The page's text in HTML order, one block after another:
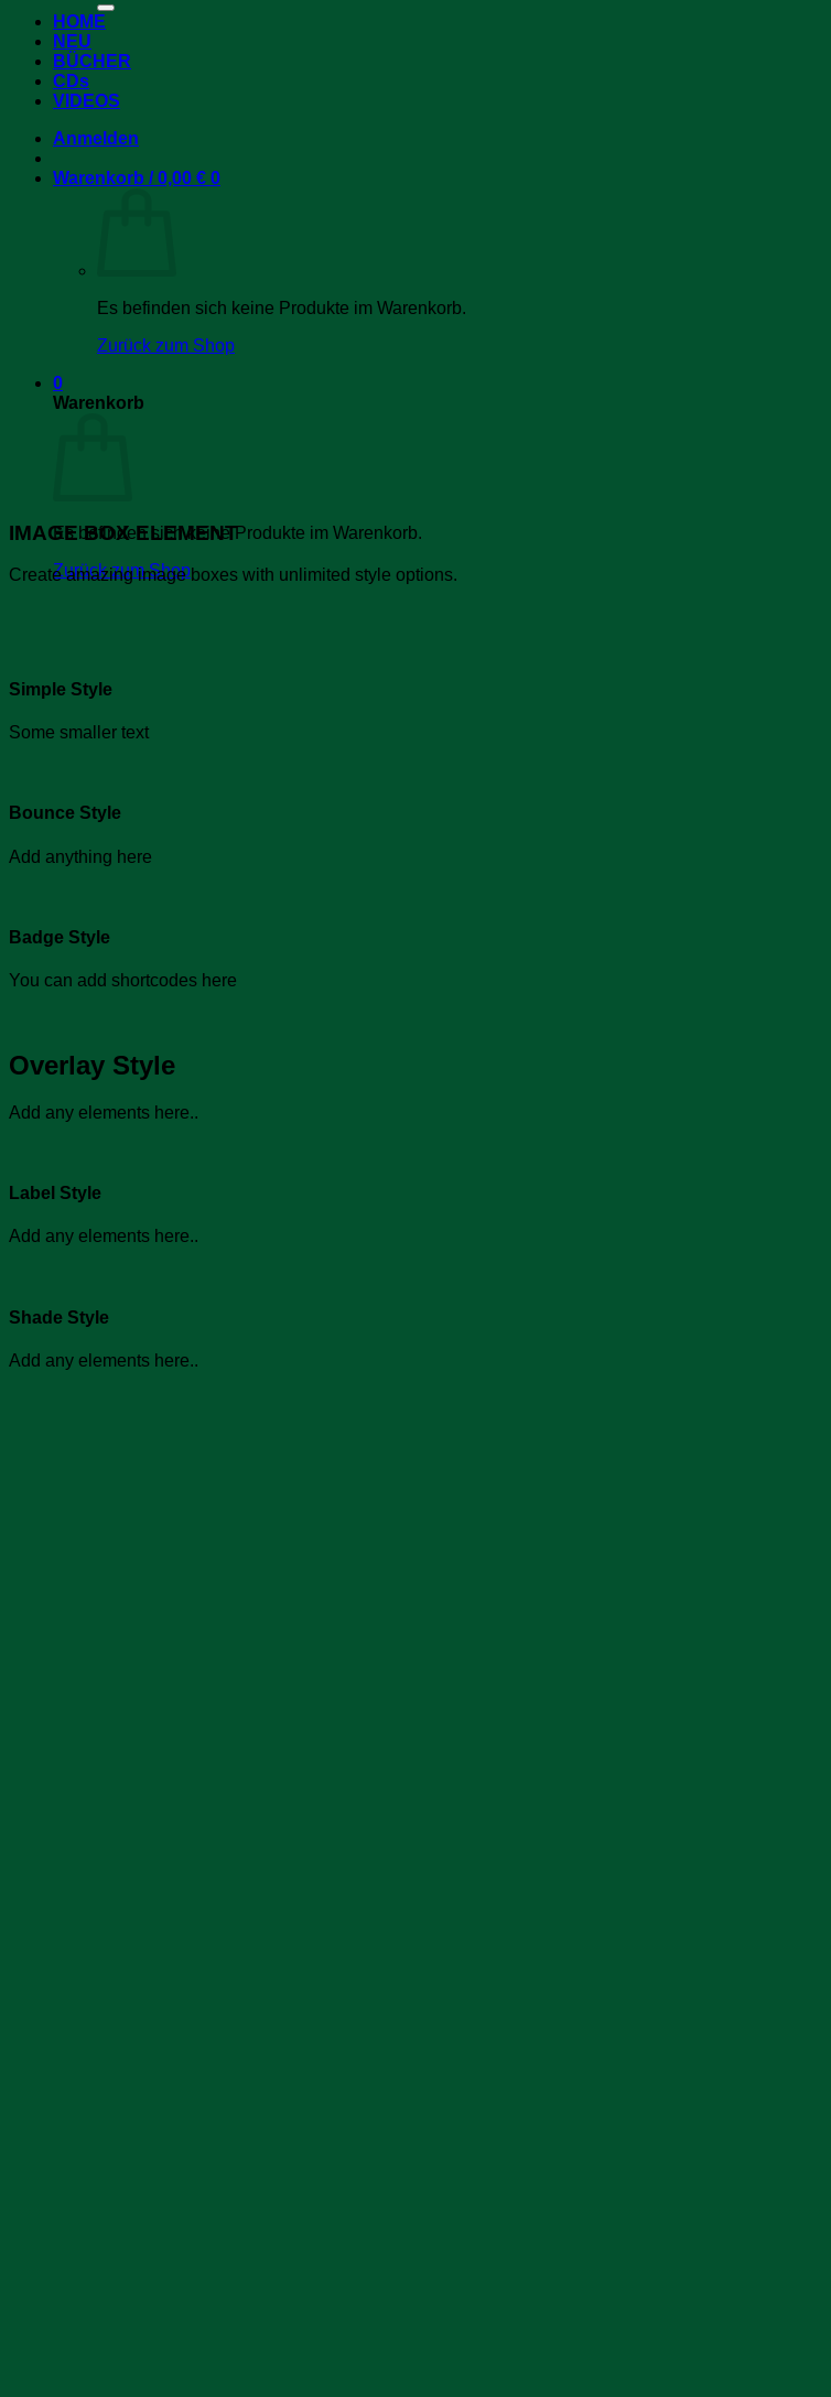
HOME
NEU
BÜCHER
CDs
VIDEOS
Anmelden
Warenkorb /0,00 € 0
Es befinden sich keine Produkte im Warenkorb.
Zurück zum Shop
0
Warenkorb
Es befinden sich keine Produkte im Warenkorb.
Zurück zum Shop
IMAGE BOX ELEMENT
Create amazing image boxes with unlimited style options.
Simple Style
Some smaller text
Bounce Style
Add anything here
Badge Style
You can add shortcodes here
Overlay Style
Add any elements here..
Label Style
Add any elements here..
Shade Style
Add any elements here..